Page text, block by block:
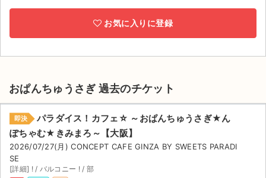
ご利用ガイド
ご利用ガイド
手数料・お支払い方法
AIに質問する
お気に入りに登録
おぱんちゅうさぎ 過去のチケット
即決
パラダイス！カフェ☆ ～おぱんちゅうさぎ★ん
ぽちゃむ★きみまろ～【大阪】
2026/07/27(月) CONCEPT CAFE GINZA BY SWEETS PARADI
SE
[詳細] ! / バルコニー ! / 部